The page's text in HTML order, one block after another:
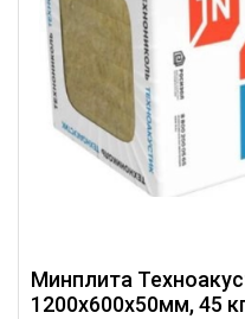
Минплита
1200х600х50мм, 45